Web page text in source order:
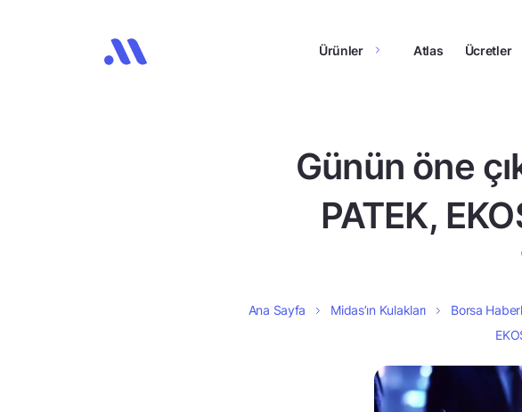
Ürünler Atlas Ücretler
Günün öne
PATEK,
Ana Sayfa Midas’ın Kulakları Borsa